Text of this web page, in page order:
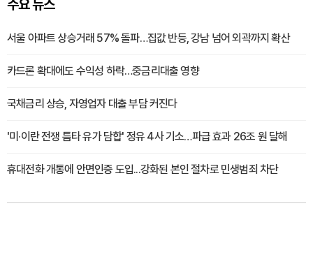
주요 뉴스
서울 아파트 상승거래 57% 돌파…집값 반등, 강남 넘어 외곽까지 확산
카드론 확대에도 수익성 하락…중금리대출 영향
국채금리 상승, 자영업자 대출 부담 커진다
'미·이란 전쟁 틈타 유가 담합' 정유 4사 기소…파급 효과 26조 원 달해
휴대전화 개통에 안면인증 도입...강화된 본인 절차로 민생범죄 차단